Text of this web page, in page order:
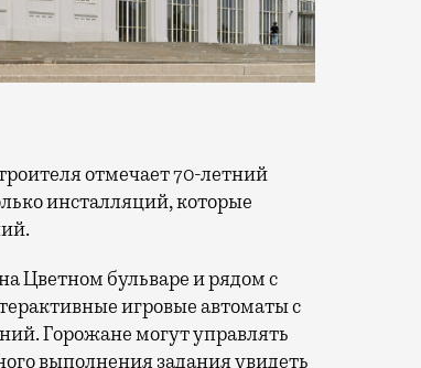
инсталляций, которые
Цветном бульваре и рядом с
игровые автоматы с
Горожане могут управлять
выполнения задания увидеть